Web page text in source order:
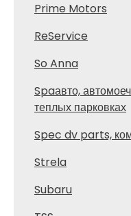
Prime Motors
ReService
So Anna
Spaавто,
теплых парковках
Spec dv parts,
Strela
Subaru